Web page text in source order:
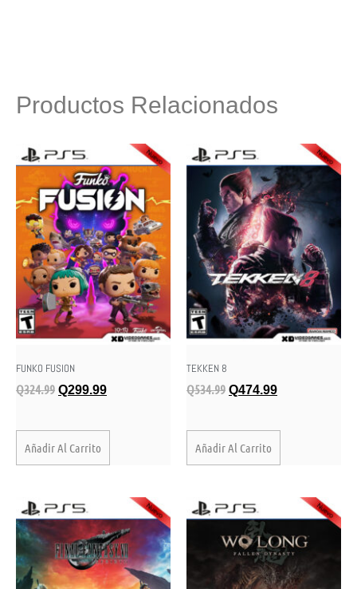
Productos Relacionados
FUNKO FUSION
Q324.99 Q299.99
Añadir Al Carrito
TEKKEN 8
Q534.99 Q474.99
Añadir Al Carrito